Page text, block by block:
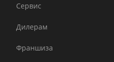
Сервис
Дилерам
Франшиза